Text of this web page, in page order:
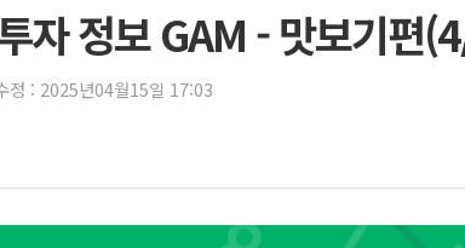
[
자 정보 GAM - 맛보기편
정 : 2025년04월15일 17:03